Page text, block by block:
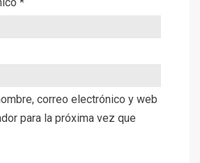
*
correo electrónico y web
para la próxima vez que